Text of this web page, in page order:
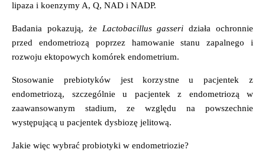
lipaza i koenzymy A, Q, NAD i NADP.
Badania pokazują, że Lactobacillus gasseri działa ochronnie
przed endometriozą poprzez hamowanie stanu zapalnego i
rozwoju ektopowych komórek endometrium.
Stosowanie prebiotyków jest korzystne u pacjentek z
endometriozą, szczególnie u pacjentek z endometriozą w
zaawansowanym stadium, ze względu na powszechnie
występującą u pacjentek dysbiozę jelitową.
Jakie więc wybrać probiotyki w endometriozie?